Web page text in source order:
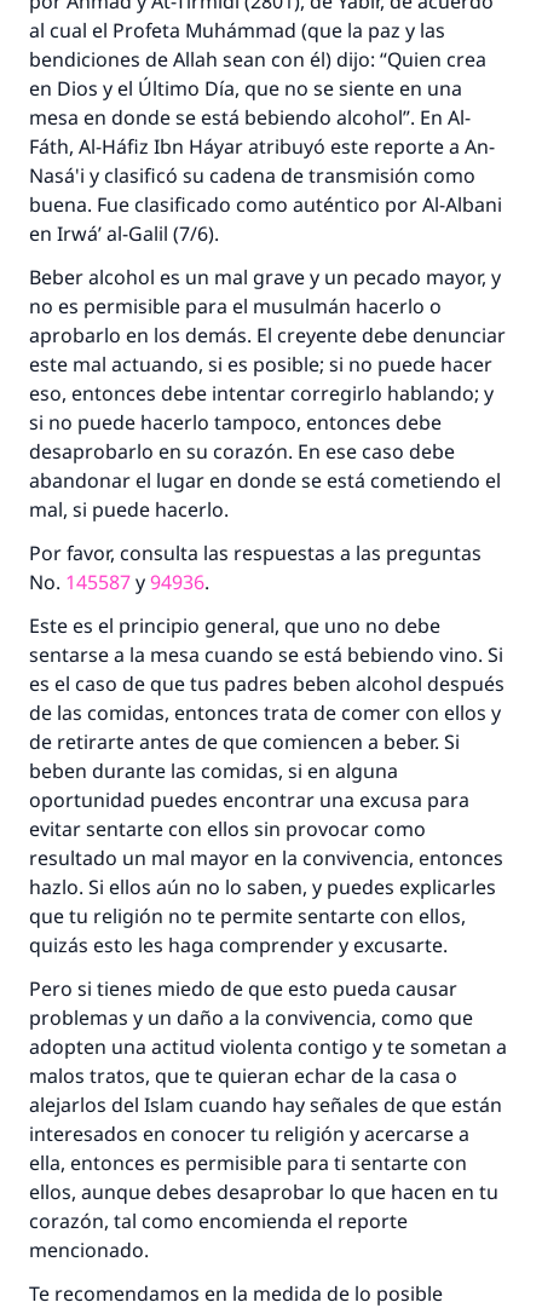
al cual el Profeta Muhámmad (que la paz y las
bendiciones de Allah sean con él) dijo: “Quien crea
en Dios y el Último Día, que no se siente en una
mesa en donde se está bebiendo alcohol”. En Al-
Fáth, Al-Háfiz Ibn Háyar atribuyó este reporte a An-
Nasá'i y clasificó su cadena de transmisión como
buena. Fue clasificado como auténtico por Al-Albani
en Irwá’ al-Galil (7/6).
Beber alcohol es un mal grave y un pecado mayor, y
no es permisible para el musulmán hacerlo o
aprobarlo en los demás. El creyente debe denunciar
este mal actuando, si es posible; si no puede hacer
eso, entonces debe intentar corregirlo hablando; y
si no puede hacerlo tampoco, entonces debe
desaprobarlo en su corazón. En ese caso debe
abandonar el lugar en donde se está cometiendo el
mal, si puede hacerlo.
Por favor, consulta las respuestas a las preguntas
No. 145587y94936.
Este es el principio general, que uno no debe
sentarse a la mesa cuando se está bebiendo vino. Si
es el caso de que tus padres beben alcohol después
de las comidas, entonces trata de comer con ellos y
de retirarte antes de que comiencen a beber. Si
beben durante las comidas, si en alguna
oportunidad puedes encontrar una excusa para
evitar sentarte con ellos sin provocar como
resultado un mal mayor en la convivencia, entonces
hazlo. Si ellos aún no lo saben, y puedes explicarles
que tu religión no te permite sentarte con ellos,
quizás esto les haga comprender y excusarte.
Pero si tienes miedo de que esto pueda causar
problemas y un daño a la convivencia, como que
adopten una actitud violenta contigo y te sometan a
malos tratos, que te quieran echar de la casa o
alejarlos del Islam cuando hay señales de que están
interesados en conocer tu religión y acercarse a
ella, entonces es permisible para ti sentarte con
ellos, aunque debes desaprobar lo que hacen en tu
corazón, tal como encomienda el reporte
mencionado.
Te recomendamos en la medida de lo posible
La respuesta no. 110845 salvó un
matrimonio.
Desde la Q hasta la A, su contribución ayuda a
IslamQA.
Profeta ﷺ dijo:
"Una persona que orienta a otros a hacer el
bien obtendrá la misma recompensa que
aquellos que lo realicen."
(MUSLIM, 1893)
Contribuir